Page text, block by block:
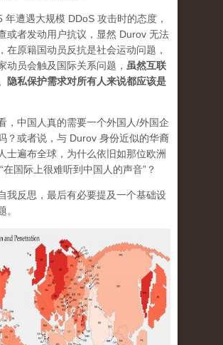
年遭遇大规模 DDoS 攻击时的态度，
或者发动用户抗议，显然 Durov 无法
在原籍国动员反抗是社会运动问题，
动员会触及国际关系问题， 虽然互联
隐私保护需求对所有人来说都应该是
，中国人真的需要一个外国人/外国企
？或者说，与 Durov 身份近似的华裔
士遍布全球，为什么依旧如那位欧洲
在国际上很难听到中国人的声音”？
我反思，最后有必要提及一个基础设
。